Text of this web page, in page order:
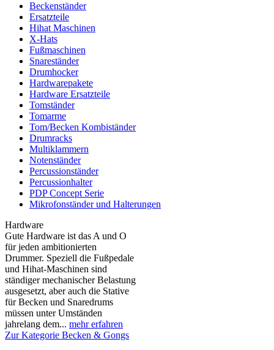
Beckenständer
Ersatzteile
Hihat Maschinen
X-Hats
Fußmaschinen
Snareständer
Drumhocker
Hardwarepakete
Hardware Ersatzteile
Tomständer
Tomarme
Tom/Becken Kombiständer
Drumracks
Multiklammern
Notenständer
Percussionständer
Percussionhalter
PDP Concept Serie
Mikrofonständer und Halterungen
Hardware
Gute Hardware ist das A und O
für jeden ambitionierten
Drummer. Speziell die Fußpedale
und Hihat-Maschinen sind
ständiger mechanischer Belastung
ausgesetzt, aber auch die Stative
für Becken und Snaredrums
müssen unter Umständen
jahrelang dem... mehr erfahren
Zur Kategorie Becken & Gongs